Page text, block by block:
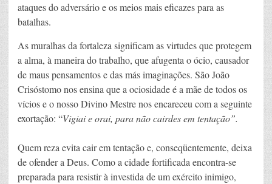
ataques do adversário e os meios mais eficazes para as
batalhas.
As muralhas da fortaleza significam as virtudes que protegem
a alma, à maneira do trabalho, que afugenta o ócio, causador
de maus pensamentos e das más imaginações. São João
Crisóstomo nos ensina que a ociosidade é a mãe de todos os
vícios e o nosso Divino Mestre nos encareceu com a seguinte
exortação: “Vigiai e orai, para não cairdes em tentação”.
Quem reza evita cair em tentação e, conseqüentemente, deixa
de ofender a Deus. Como a cidade fortificada encontra-se
preparada para resistir à investida de um exército inimigo,